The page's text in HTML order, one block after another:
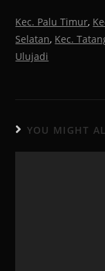
Kec. Palu Timur,
Selatan, Kec.
Ulujadi
YOU MIGHT